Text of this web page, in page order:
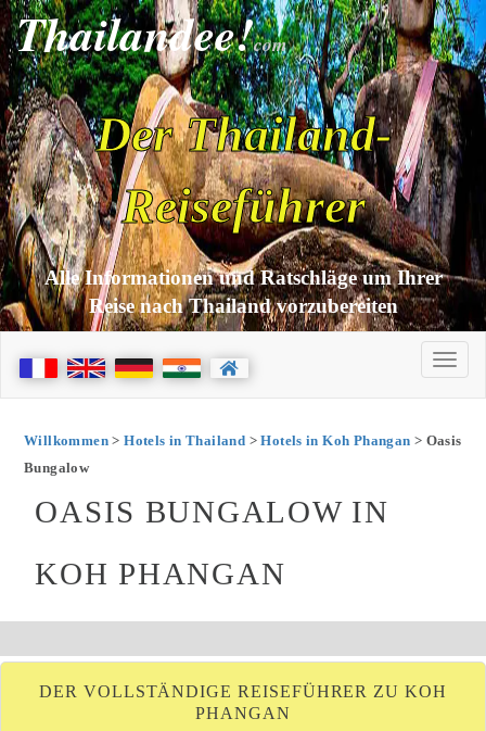
Thailandee!com
Der Thailand-
Reiseführer
Alle Informationen und Ratschläge um Ihrer
Reise nach Thailand vorzubereiten
Willkommen>Hotels in Thailand >Hotels in Koh Phangan > Oasis
Bungalow
OASIS BUNGALOW IN
KOH PHANGAN
DER VOLLSTÄNDIGE REISEFÜHRER ZU KOH
PHANGAN